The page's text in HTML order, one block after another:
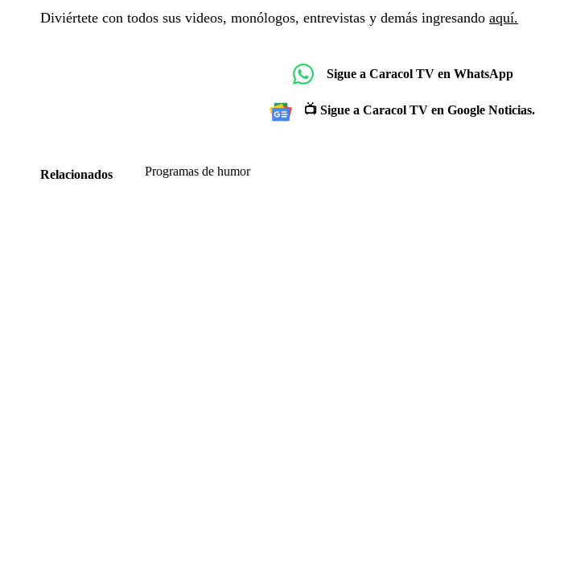
Diviértete con todos sus videos, monólogos, entrevistas y demás ingresando aquí.
Sigue a Caracol TV en WhatsApp
📺 Sigue a Caracol TV en Google Noticias.
Relacionados Programas de humor